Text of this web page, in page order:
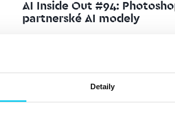
Detaily
AI Inside Out #94:
partnerské AI modely
Se současnými AI funkcemi Adobe
hlavně v beta verzi, se ale nabídka